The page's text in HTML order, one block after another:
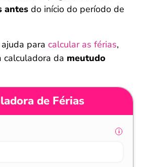
antes do início do período de
para calcular as férias,
calculadora da meutudo
de Férias